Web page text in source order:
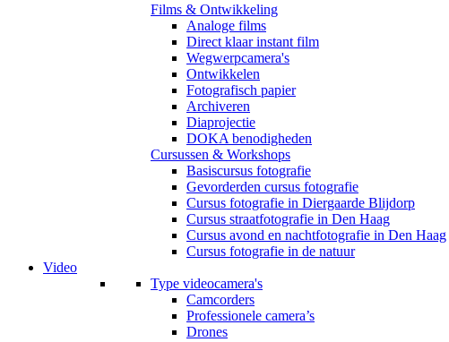
Films & Ontwikkeling
Analoge films
Direct klaar instant film
Wegwerpcamera's
Ontwikkelen
Fotografisch papier
Archiveren
Diaprojectie
DOKA benodigheden
Cursussen & Workshops
Basiscursus fotografie
Gevorderden cursus fotografie
Cursus fotografie in Diergaarde Blijdorp
Cursus straatfotografie in Den Haag
Cursus avond en nachtfotografie in Den Haag
Cursus fotografie in de natuur
Video
Type videocamera's
Camcorders
Professionele camera’s
Drones